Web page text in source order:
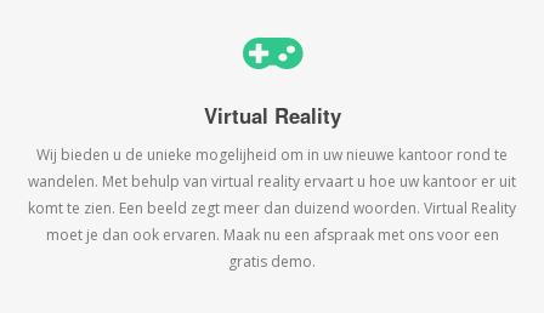
Virtual Reality
Wij bieden u de unieke mogelijheid om in uw nieuwe kantoor rond te
wandelen. Met behulp van virtual reality ervaart u hoe uw kantoor er uit
komt te zien. Een beeld zegt meer dan duizend woorden. Virtual Reality
moet je dan ook ervaren. Maak nu een afspraak met ons voor een
gratis demo.